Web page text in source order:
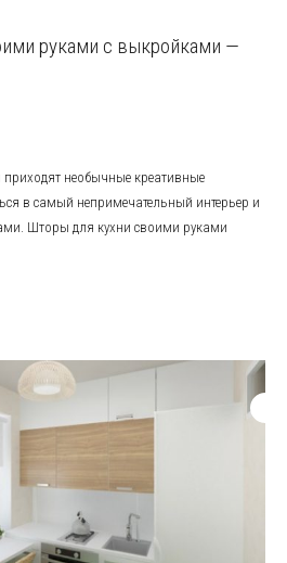
руками с выкройками —
необычные креативные
в самый непримечательный интерьер и
Шторы для кухни своими руками